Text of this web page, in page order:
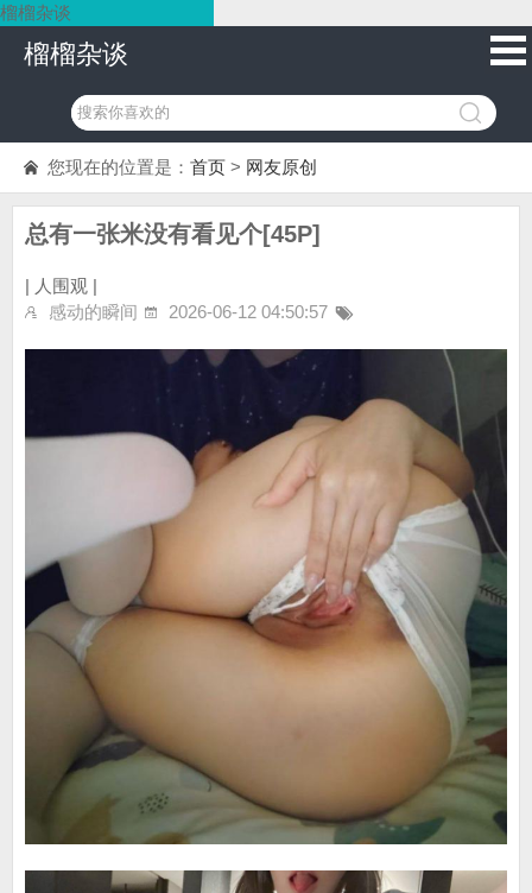
榴榴杂谈
榴榴杂谈
您现在的位置是： 首页 > 网友原创
总有一张米没有看见个[45P]
| 人围观 |
感动的瞬间
2026-06-12 04:50:57